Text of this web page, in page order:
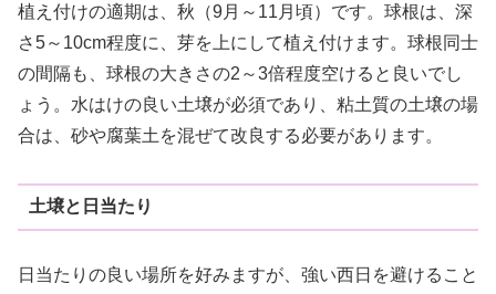
植え付けの適期は、秋（9月～11月頃）です。球根は、深
さ5～10cm程度に、芽を上にして植え付けます。球根同士
の間隔も、球根の大きさの2～3倍程度空けると良いでし
ょう。水はけの良い土壌が必須であり、粘土質の土壌の場
合は、砂や腐葉土を混ぜて改良する必要があります。
土壌と日当たり
日当たりの良い場所を好みますが、強い西日を避けること